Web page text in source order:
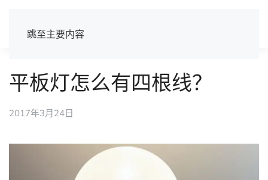
跳至主要内容
平板灯怎么有四根线？
2017年3月24日